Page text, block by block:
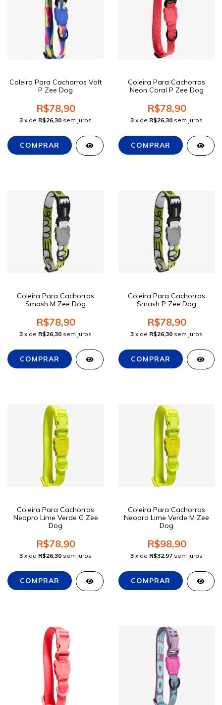
Coleira Para Cachorros Volt
P Zee Dog
R$78,90
3 x de R$26,30 sem juros
Coleira Para Cachorros
Neon Coral P Zee Dog
R$78,90
3 x de R$26,30 sem juros
Coleira Para Cachorros
Smash M Zee Dog
R$78,90
3 x de R$26,30 sem juros
Coleira Para Cachorros
Smash P Zee Dog
R$78,90
3 x de R$26,30 sem juros
Coleira Para Cachorros
Neopro Lime Verde G Zee
Dog
R$78,90
3 x de R$26,30 sem juros
Coleira Para Cachorros
Neopro Lime Verde M Zee
Dog
R$98,90
3 x de R$32,97 sem juros